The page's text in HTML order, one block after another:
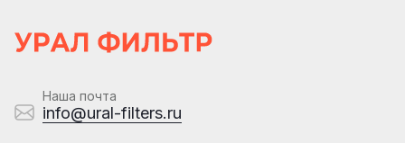
Наша почта
info@ural-filters.ru